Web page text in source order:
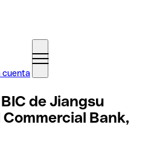
cuenta
de Jiangsu
Bank,